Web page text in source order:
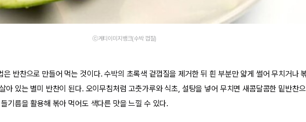
ⓒ게티이미지뱅크(수박 껍질)
은 반찬으로 만들어 먹는 것이다. 수박의 초록색 겉껍질을 제거한 뒤 흰 부분만 얇게 썰어 무치거나
아 있는 별미 반찬이 된다. 오이무침처럼 고춧가루와 식초, 설탕을 넣어 무치면 새콤달콤한 밑반찬으
기름을 활용해 볶아 먹어도 색다른 맛을 느낄 수 있다.